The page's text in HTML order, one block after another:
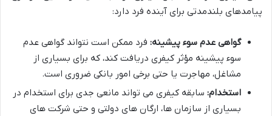
پیامدهای بلندمدتی برای آینده فرد دارد:
گواهی عدم سوء پیشینه: فرد ممکن است نتواند گواهی عدم
سوء پیشینه مؤثر کیفری دریافت کند، که برای بسیاری از
مشاغل، مهاجرت یا حتی برخی امور بانکی ضروری است.
استخدام: سابقه کیفری می تواند مانعی جدی برای استخدام در
بسیاری از سازمان ها، ارگان های دولتی و حتی شرکت های